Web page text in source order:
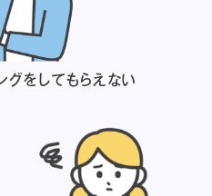
グをしてもらえない